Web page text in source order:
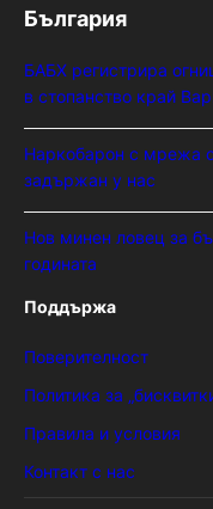
България
БАБХ регистрира
в стопанство край
Наркобарон с мрежа
задържан у нас
Нов минен ловец за
годината
Поддържа
Поверителност
Политика за
Правила и условия
Контакт с нас